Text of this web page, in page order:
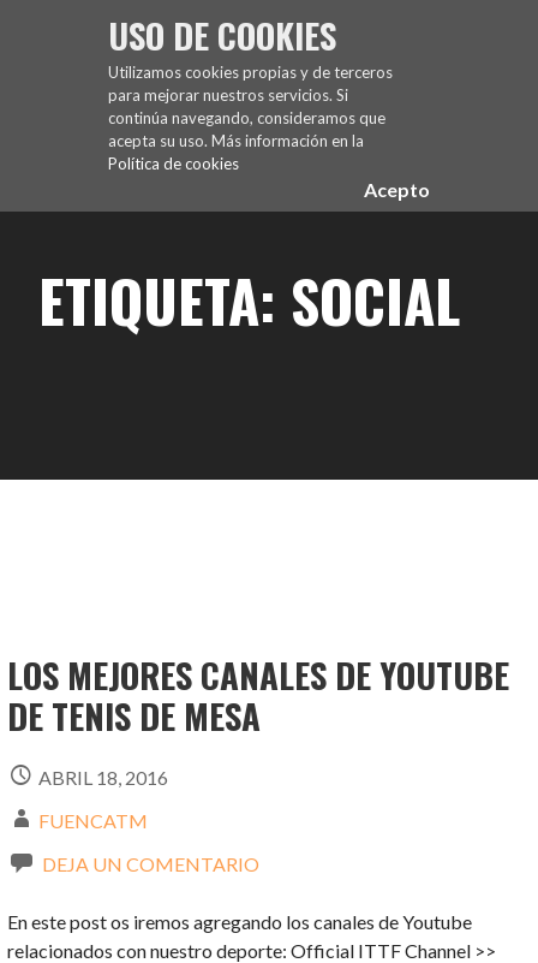
USO DE COOKIES
Utilizamos cookies propias y de terceros
para mejorar nuestros servicios. Si
continúa navegando, consideramos que
acepta su uso. Más información en la
Política de cookies
Acepto
FUENCARRAL EL PARDO TENIS DE MESA
ETIQUETA: SOCIAL
LOS MEJORES CANALES DE YOUTUBE
DE TENIS DE MESA
ABRIL 18, 2016
FUENCATM
DEJA UN COMENTARIO
En este post os iremos agregando los canales de Youtube
relacionados con nuestro deporte: Official ITTF Channel >>